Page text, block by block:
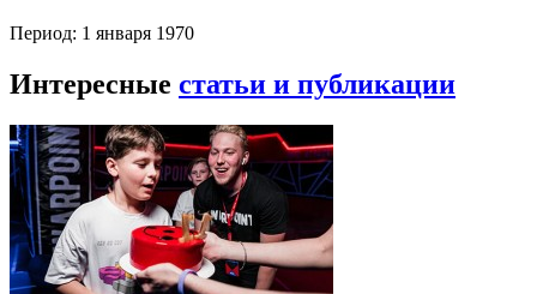
Период: 1 января 1970
Интересные статьи и публикации